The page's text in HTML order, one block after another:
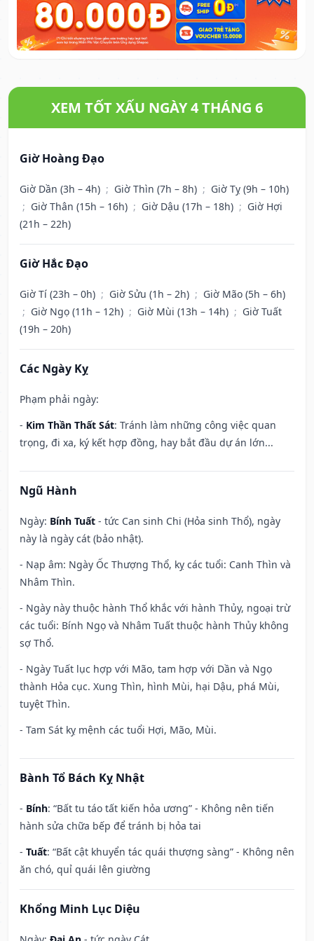
XEM TỐT XẤU NGÀY 4 THÁNG 6
Giờ Hoàng Đạo
Giờ Dần (3h – 4h) ; Giờ Thìn (7h – 8h) ; Giờ Tỵ (9h – 10h)
; Giờ Thân (15h – 16h) ; Giờ Dậu (17h – 18h) ; Giờ Hợi
(21h – 22h)
Giờ Hắc Đạo
Giờ Tí (23h – 0h) ; Giờ Sửu (1h – 2h) ; Giờ Mão (5h – 6h)
; Giờ Ngọ (11h – 12h) ; Giờ Mùi (13h – 14h) ; Giờ Tuất
(19h – 20h)
Các Ngày Kỵ
Phạm phải ngày:
- Kim Thần Thất Sát: Tránh làm những công việc quan
trọng, đi xa, ký kết hợp đồng, hay bắt đầu dự án lớn...
Ngũ Hành
Ngày: Bính Tuất - tức Can sinh Chi (Hỏa sinh Thổ), ngày
này là ngày cát (bảo nhật).
- Nạp âm: Ngày Ốc Thượng Thổ, kỵ các tuổi: Canh Thìn và
Nhâm Thìn.
- Ngày này thuộc hành Thổ khắc với hành Thủy, ngoại trừ
các tuổi: Bính Ngọ và Nhâm Tuất thuộc hành Thủy không
sợ Thổ.
- Ngày Tuất lục hợp với Mão, tam hợp với Dần và Ngọ
thành Hỏa cục. Xung Thìn, hình Mùi, hại Dậu, phá Mùi,
tuyệt Thìn.
- Tam Sát kỵ mệnh các tuổi Hợi, Mão, Mùi.
Bành Tổ Bách Kỵ Nhật
- Bính: “Bất tu táo tất kiến hỏa ương” - Không nên tiến
hành sửa chữa bếp để tránh bị hỏa tai
- Tuất: “Bất cật khuyển tác quái thượng sàng” - Không nên
ăn chó, quỉ quái lên giường
Khổng Minh Lục Diệu